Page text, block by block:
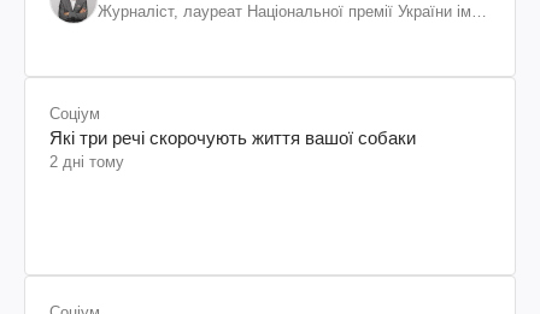
Журналіст, лауреат Національної премії України ім.
Соціум
Які три речі скорочують життя вашої собаки
2 дні тому